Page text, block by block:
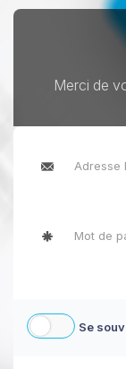
Merci de
Se